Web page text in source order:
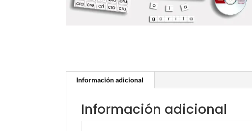
Información adicional
Información adicional